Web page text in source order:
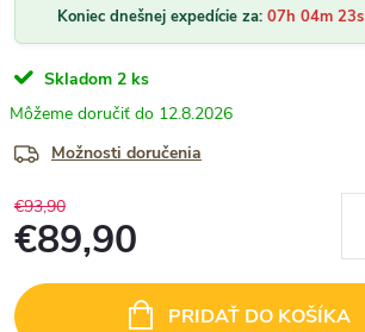
Koniec dnešnej expedície za: 07h 04m 22s
Skladom 2 ks
12.8.2026
Možnosti doručenia
€93,90
€89,90
cena:
PRIDAŤ DO KOŠÍKA